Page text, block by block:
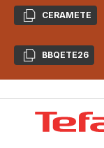
CopierCERAMETE
CopierBBQETE26